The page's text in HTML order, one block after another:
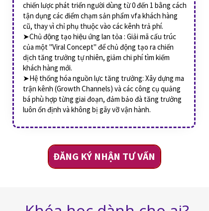
chiến lược phát triển người dùng từ 0 đến 1 bằng cách
tận dụng các điểm chạm sản phẩm vfa khách hàng
cũ, thay vì chỉ phụ thuộc vào các kênh trả phí.
➤Chủ động tạo hiệu ứng lan tỏa : Giải mã cấu trúc
của một "Viral Concept" để chủ động tạo ra chiến
dịch tăng trưởng tự nhiên, giảm chi phí tìm kiếm
khách hàng mới.
➤Hệ thống hóa nguồn lực tăng trưởng: Xây dựng ma
trận kênh (Growth Channels) và các công cụ quảng
bá phù hợp từng giai đoạn, đảm bảo đà tăng trưởng
luôn ổn định và không bị gãy vỡ vận hành.
ĐĂNG KÝ NHẬN TƯ VẤN